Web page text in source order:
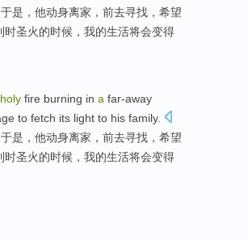
于是 ， 他动身离家，前去寻找 ， 希望
时圣火的时候，我的生活将会变得
holy fire burning in a far-away
to fetch its light to his family.
于是 ， 他动身离家，前去寻找 ， 希望
时圣火的时候，我的生活将会变得